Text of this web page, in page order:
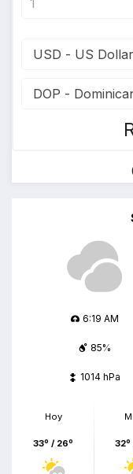
6:19 AM
85%
1014 hPa
Hoy
33º / 26º 32º